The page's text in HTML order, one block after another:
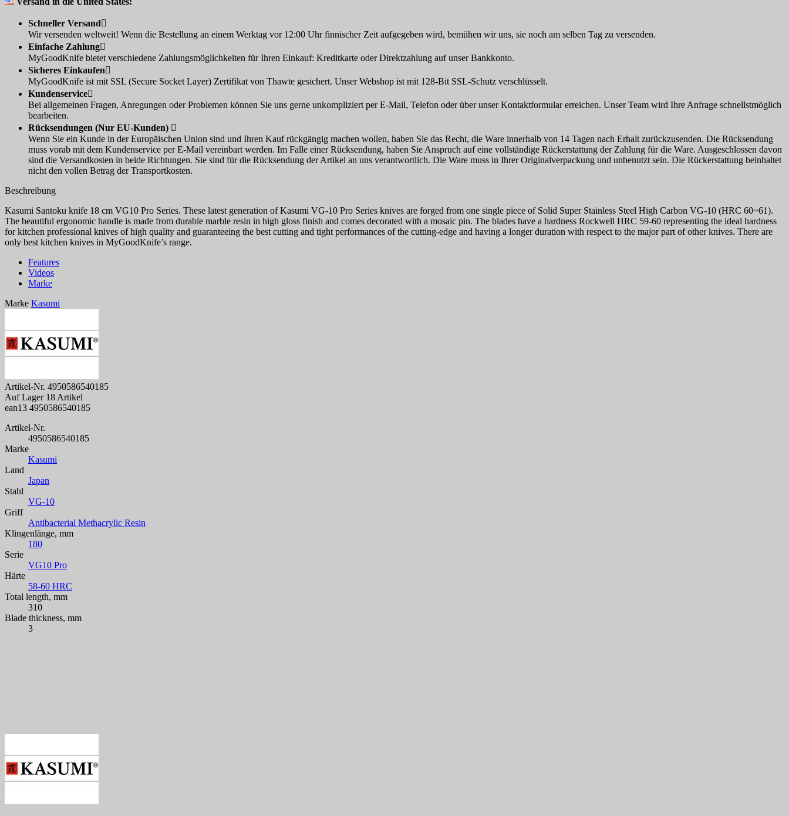
Schneller Versand
Wir versenden weltweit! Wenn die Bestellung an einem Werktag vor 12:00 Uhr finnischer Zeit aufgegeben wird, bemühen wir uns, sie noch am selben Tag zu versenden.
Einfache Zahlung
MyGoodKnife bietet verschiedene Zahlungsmöglichkeiten für Ihren Einkauf: Kreditkarte oder Direktzahlung auf unser Bankkonto.
Sicheres Einkaufen
MyGoodKnife ist mit SSL (Secure Socket Layer) Zertifikat von Thawte gesichert. Unser Webshop ist mit 128-Bit SSL-Schutz verschlüsselt.
Kundenservice
Bei allgemeinen Fragen, Anregungen oder Problemen können Sie uns gerne unkompliziert per E-Mail, Telefon oder über unser Kontaktformular erreichen. Unser Team wird Ihre Anfrage schnellstmöglich
bearbeiten.
Rücksendungen (Nur EU-Kunden) 
Wenn Sie ein Kunde in der Europäischen Union sind und Ihren Kauf rückgängig machen wollen, haben Sie das Recht, die Ware innerhalb von 14 Tagen nach Erhalt zurückzusenden. Die Rücksendung
muss vorab mit dem Kundenservice per E-Mail vereinbart werden. Im Falle einer Rücksendung, haben Sie Anspruch auf eine vollständige Rückerstattung der Zahlung für die Ware. Ausgeschlossen davon
sind die Versandkosten in beide Richtungen. Sie sind für die Rücksendung der Artikel an uns verantwortlich. Die Ware muss in Ihrer Originalverpackung und unbenutzt sein. Die Rückerstattung beinhaltet
nicht den vollen Betrag der Transportkosten.
Beschreibung
Kasumi Santoku knife 18 cm VG10 Pro Series. These latest generation of Kasumi VG-10 Pro Series knives are forged from one single piece of Solid Super Stainless Steel High Carbon VG-10 (HRC 60~61).
The beautiful ergonomic handle is made from durable marble resin in high gloss finish and comes decorated with a mosaic pin. The blades have a hardness Rockwell HRC 59-60 representing the ideal hardness
for kitchen professional knives of high quality and guaranteeing the best cutting and tight performances of the cutting-edge and having a longer duration with respect to the major part of other knives. There are
only best kitchen knives in MyGoodKnife’s range.
Features
Videos
Marke
Marke Kasumi
Artikel-Nr. 4950586540185
Auf Lager 18 Artikel
ean13 4950586540185
Artikel-Nr.
4950586540185
Marke
Kasumi
Land
Japan
Stahl
VG-10
Griff
Antibacterial Methacrylic Resin
Klingenlänge, mm
180
Serie
VG10 Pro
Härte
58-60 HRC
Total length, mm
310
Blade thickness, mm
3